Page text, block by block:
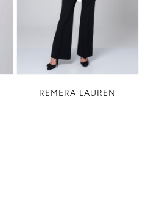
REMERA LAUREN